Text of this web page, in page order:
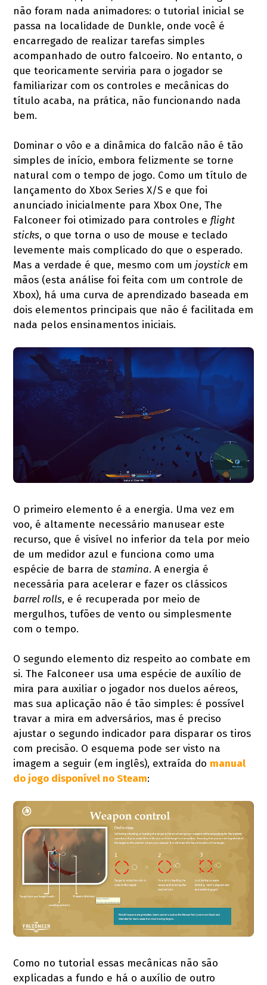
não foram nada animadores: o tutorial inicial se
passa na localidade de Dunkle, onde você é
encarregado de realizar tarefas simples
acompanhado de outro falcoeiro. No entanto, o
que teoricamente serviria para o jogador se
familiarizar com os controles e mecânicas do
título acaba, na prática, não funcionando nada
bem.
Dominar o vôo e a dinâmica do falcão não é tão
simples de início, embora felizmente se torne
natural com o tempo de jogo. Como um título de
lançamento do Xbox Series X/S e que foi
anunciado inicialmente para Xbox One, The
Falconeer foi otimizado para controles eflight
sticks, o que torna o uso de mouse e teclado
levemente mais complicado do que o esperado.
Mas a verdade é que, mesmo com umjoystick em
mãos (esta análise foi feita com um controle de
Xbox), há uma curva de aprendizado baseada em
dois elementos principais que não é facilitada em
nada pelos ensinamentos iniciais.
O primeiro elemento é a energia. Uma vez em
voo, é altamente necessário manusear este
recurso, que é visível no inferior da tela por meio
de um medidor azul e funciona como uma
espécie de barra destamina. A energia é
necessária para acelerar e fazer os clássicos
barrel rolls, e é recuperada por meio de
mergulhos, tufões de vento ou simplesmente
com o tempo.
O segundo elemento diz respeito ao combate em
si. The Falconeer usa uma espécie de auxílio de
mira para auxiliar o jogador nos duelos aéreos,
mas sua aplicação não é tão simples: é possível
travar a mira em adversários, mas é preciso
ajustar o segundo indicador para disparar os tiros
com precisão. O esquema pode ser visto na
imagem a seguir (em inglês), extraída do manual
do jogo disponível no Steam:
Como no tutorial essas mecânicas não são
explicadas a fundo e há o auxílio de outro